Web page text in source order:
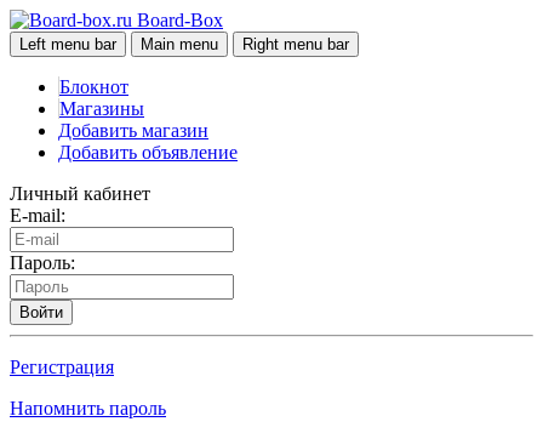
Board-Box
Left menu bar Main menu Right menu bar
Блокнот
Магазины
Добавить магазин
Добавить объявление
Личный кабинет
E-mail:
Пароль:
Войти
Регистрация
Напомнить пароль